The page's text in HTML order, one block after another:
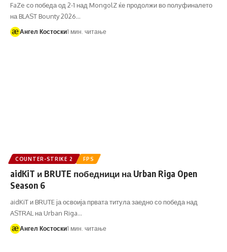
FaZe со победа од 2-1 над MongolZ ќе продолжи во полуфиналето
на BLAST Bounty 2026…
Ангел Костоски1 мин. читање
COUNTER-STRIKE 2 FPS
aidKiT и BRUTE победници на Urban Riga Open
Season 6
aidKiT и BRUTE ја освоија првата титула заедно со победа над
ASTRAL на Urban Riga…
Ангел Костоски1 мин. читање